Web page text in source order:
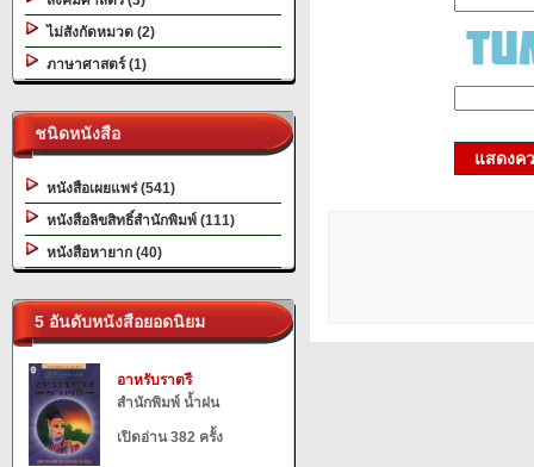
ไม่สังกัดหมวด (2)
ภาษาศาสตร์ (1)
ชนิดหนังสือ
หนังสือเผยแพร่ (541)
หนังสือลิขสิทธิ์สำนักพิมพ์ (111)
หนังสือหายาก (40)
5 อันดับหนังสือยอดนิยม
อาหรับราตรี
สำนักพิมพ์ น้ำฝน
เปิดอ่าน 382 ครั้ง
แสดงค